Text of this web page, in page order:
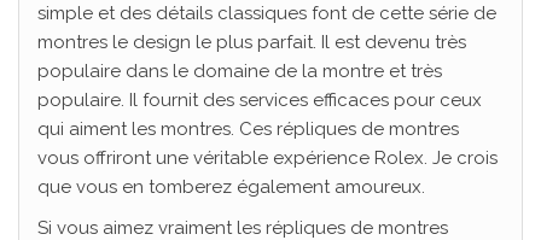
simple et des détails classiques font de cette série de
montres le design le plus parfait. Il est devenu très
populaire dans le domaine de la montre et très
populaire. Il fournit des services efficaces pour ceux
qui aiment les montres. Ces répliques de montres
vous offriront une véritable expérience Rolex. Je crois
que vous en tomberez également amoureux.
Si vous aimez vraiment les répliques de montres